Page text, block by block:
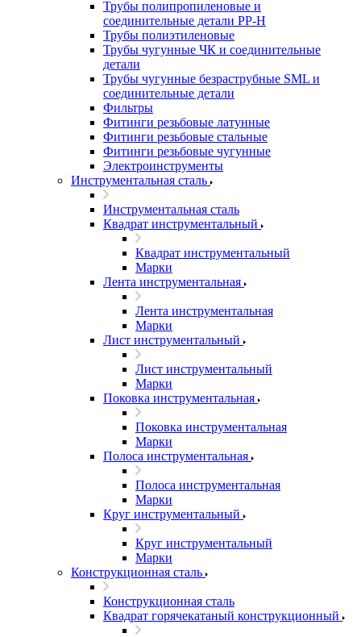
Трубы полипропиленовые и
соединительные детали PP-H
Трубы полиэтиленовые
Трубы чугунные ЧК и соединительные
детали
Трубы чугунные безраструбные SML и
соединительные детали
Фильтры
Фитинги резьбовые латунные
Фитинги резьбовые стальные
Фитинги резьбовые чугунные
Электроинструменты
Инструментальная сталь
Инструментальная сталь
Квадрат инструментальный
Квадрат инструментальный
Марки
Лента инструментальная
Лента инструментальная
Марки
Лист инструментальный
Лист инструментальный
Марки
Поковка инструментальная
Поковка инструментальная
Марки
Полоса инструментальная
Полоса инструментальная
Марки
Круг инструментальный
Круг инструментальный
Марки
Конструкционная сталь
Конструкционная сталь
Квадрат горячекатаный конструкционный